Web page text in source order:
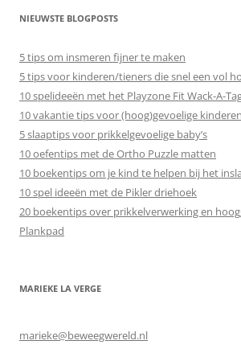
NIEUWSTE BLOGPOSTS
5 tips om insmeren fijner te maken
5 tips voor kinderen/tieners die snel een vol
10 spelideeën met het Playzone Fit Wack-A-
10 vakantie tips voor (hoog)gevoelige kinderen
5 slaaptips voor prikkelgevoelige baby’s
10 oefentips met de Ortho Puzzle matten
10 boekentips om je kind te helpen bij het
10 spel ideeën met de Pikler driehoek
20 boekentips over prikkelverwerking en
Plankpad
MARIEKE LA VERGE
marieke@beweegwereld.nl